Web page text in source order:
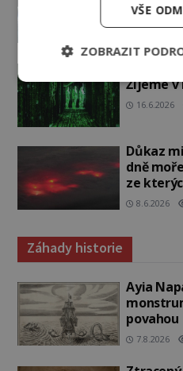
Žijeme v
16.6.2026
Důkaz
dně
ze
8.6.2026
Záhady historie
Ayia
povahou
7.8.2026
VŠE
ZOBRAZIT